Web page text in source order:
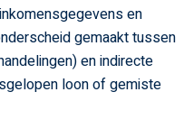
en
gemaakt tussen
en indirecte
loon of gemiste